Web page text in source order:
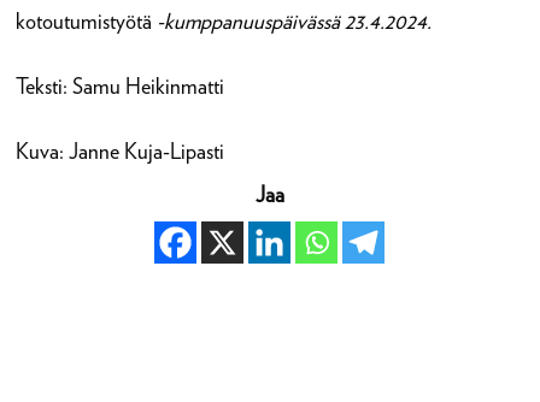
kotoutumistyötä -kumppanuuspäivässä 23.4.2024.
Teksti: Samu Heikinmatti
Kuva: Janne Kuja-Lipasti
Jaa